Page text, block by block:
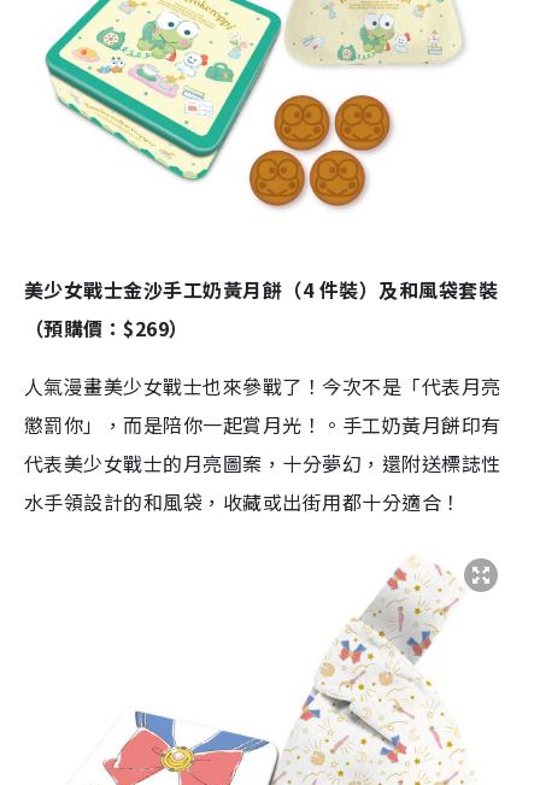
美少女戰士金沙手工奶黃月餅（4 件裝）及和風袋套裝
（預購價：$269）
人氣漫畫美少女戰士也來參戰了！今次不是「代表月亮
懲罰你」，而是陪你一起賞月光！。手工奶黃月餅印有
代表美少女戰士的月亮圖案，十分夢幻，還附送標誌性
水手領設計的和風袋，收藏或出街用都十分適合！